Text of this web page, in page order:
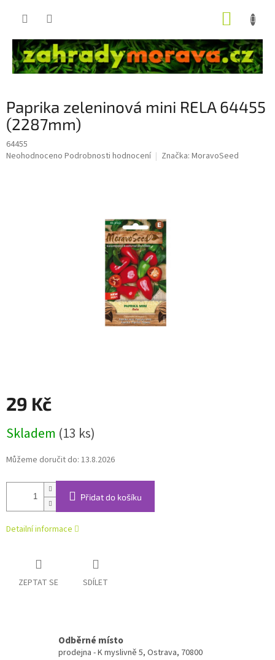
Paprika zeleninová mini RELA 64455
(2287mm)
64455
Průměrné
Neohodnoceno Podrobnosti hodnocení Značka: MoravoSeed
29 Kč
cena:
Skladem (13 ks)
Můžeme doručit do: 13.8.2026
Přidat do košíku
Detailní informace
ZEPTAT SE SDÍLET
Odběrné místo
prodejna - K myslivně 5, Ostrava, 70800